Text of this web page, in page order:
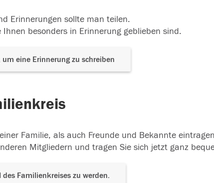
Erinnerungen sollte man teilen.
besonders in Erinnerung geblieben sind.
eine Erinnerung zu schreiben
Familie, als auch Freunde und Bekannte
Mitgliedern und tragen Sie sich jetzt ganz
Familienkreises zu werden.